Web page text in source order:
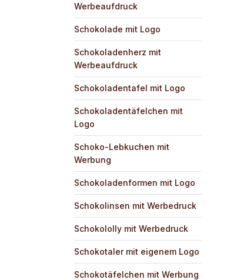
Werbeaufdruck
Schokolade mit Logo
Schokoladenherz mit
Werbeaufdruck
Schokoladentafel mit Logo
Schokoladentäfelchen mit
Logo
Schoko-Lebkuchen mit
Werbung
Schokoladenformen mit Logo
Schokolinsen mit Werbedruck
Schokololly mit Werbedruck
Schokotaler mit eigenem Logo
Schokotäfelchen mit Werbung